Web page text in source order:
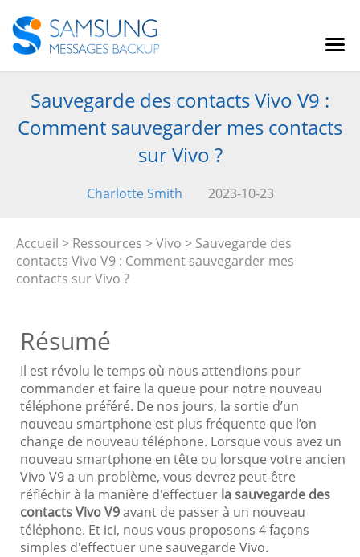
Sauvegarde des contacts Vivo V9 :
Comment sauvegarder mes contacts
sur Vivo ?
Charlotte Smith 2023-10-23
Accueil > Ressources >Vivo > Sauvegarde des
contacts Vivo V9 : Comment sauvegarder mes
contacts sur Vivo ?
Résumé
Il est révolu le temps où nous attendions pour
commander et faire la queue pour notre nouveau
téléphone préféré. De nos jours, la sortie d’un
nouveau smartphone est plus fréquente que l’on
change de nouveau téléphone. Lorsque vous avez un
nouveau smartphone en tête ou lorsque votre ancien
Vivo V9 a un problème, vous devrez peut-être
réfléchir à la manière d'effectuer la sauvegarde des
contacts Vivo V9avant de passer à un nouveau
téléphone. Et ici, nous vous proposons 4 façons
simples d'effectuer une sauvegarde Vivo.